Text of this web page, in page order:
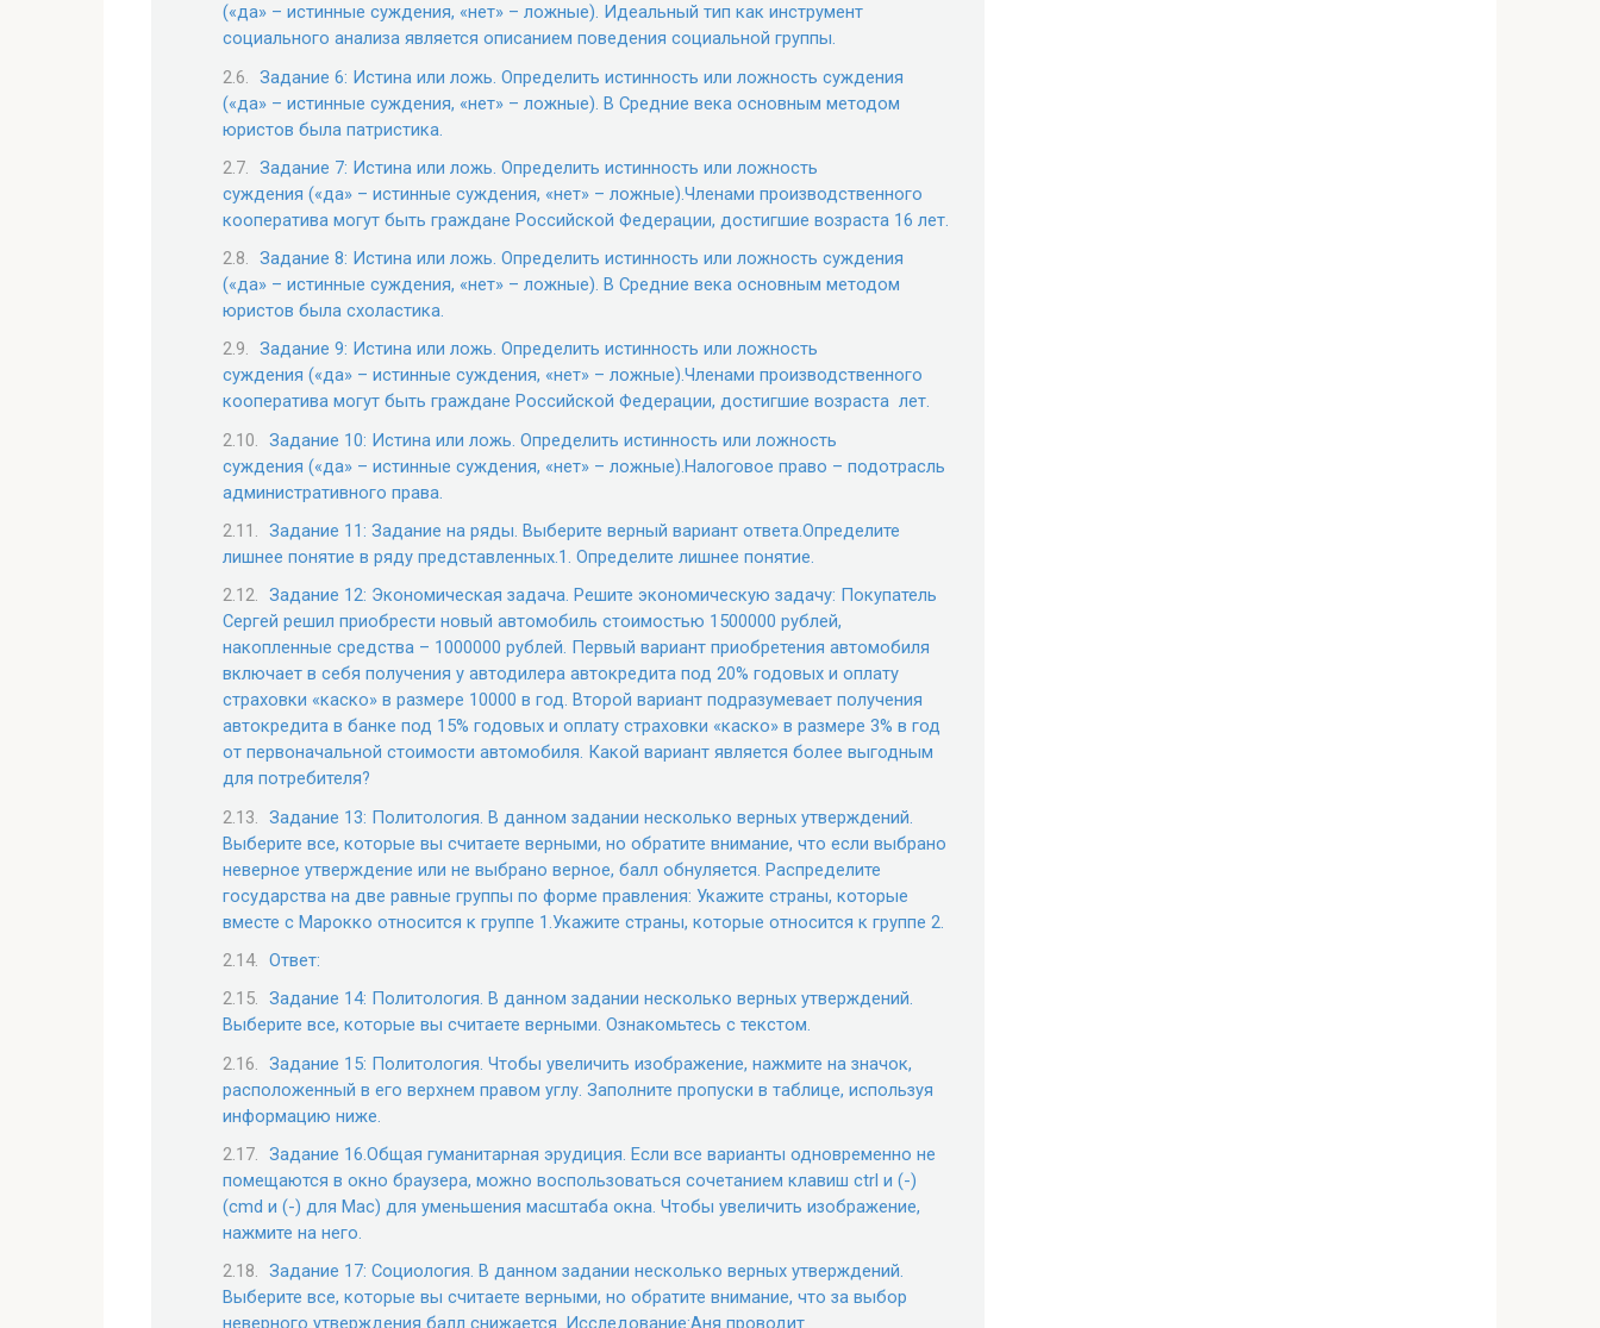
(«да» – истинные суждения, «нет» – ложные). Идеальный тип как инструмент
социального анализа является описанием поведения социальной группы.
Задание 6: Истина или ложь. Определить истинность или ложность суждения
(«да» – истинные суждения, «нет» – ложные). В Средние века основным методом
юристов была патристика.
Задание 7: Истина или ложь. Определить истинность или ложность
суждения («да» – истинные суждения, «нет» – ложные).Членами производственного
кооператива могут быть граждане Российской Федерации, достигшие возраста 16 лет.
Задание 8: Истина или ложь. Определить истинность или ложность суждения
(«да» – истинные суждения, «нет» – ложные). В Средние века основным методом
юристов была схоластика.
Задание 9: Истина или ложь. Определить истинность или ложность
суждения («да» – истинные суждения, «нет» – ложные).Членами производственного
кооператива могут быть граждане Российской Федерации, достигшие возраста лет.
Задание 10: Истина или ложь. Определить истинность или ложность
суждения («да» – истинные суждения, «нет» – ложные).Налоговое право – подотрасль
административного права.
Задание 11: Задание на ряды. Выберите верный вариант ответа.Определите
лишнее понятие в ряду представленных.1. Определите лишнее понятие.
Задание 12: Экономическая задача. Решите экономическую задачу: Покупатель
Сергей решил приобрести новый автомобиль стоимостью 1500000 рублей,
накопленные средства – 1000000 рублей. Первый вариант приобретения автомобиля
включает в себя получения у автодилера автокредита под 20% годовых и оплату
страховки «каско» в размере 10000 в год. Второй вариант подразумевает получения
автокредита в банке под 15% годовых и оплату страховки «каско» в размере 3% в год
от первоначальной стоимости автомобиля. Какой вариант является более выгодным
для потребителя?
Задание 13: Политология. В данном задании несколько верных утверждений.
Выберите все, которые вы считаете верными, но обратите внимание, что если выбрано
неверное утверждение или не выбрано верное, балл обнуляется. Распределите
государства на две равные группы по форме правления: Укажите страны, которые
вместе с Марокко относится к группе 1.Укажите страны, которые относится к группе 2.
Ответ:
Задание 14: Политология. В данном задании несколько верных утверждений.
Выберите все, которые вы считаете верными. Ознакомьтесь с текстом.
Задание 15: Политология. Чтобы увеличить изображение, нажмите на значок,
расположенный в его верхнем правом углу. Заполните пропуски в таблице, используя
информацию ниже.
Задание 16.Общая гуманитарная эрудиция. Если все варианты одновременно не
помещаются в окно браузера, можно воспользоваться сочетанием клавиш ctrl и (-)
(cmd и (-) для Mac) для уменьшения масштаба окна. Чтобы увеличить изображение,
нажмите на него.
Задание 17: Социология. В данном задании несколько верных утверждений.
Выберите все, которые вы считаете верными, но обратите внимание, что за выбор
неверного утверждения балл снижается. Исследование:Аня проводит